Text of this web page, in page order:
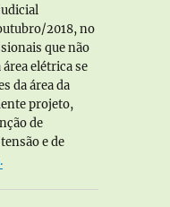
2018, no
que não
elétrica se
da área da
projeto,
de
e de